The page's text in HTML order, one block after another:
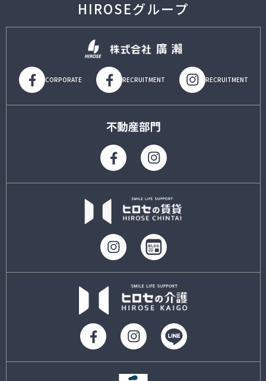
HIROSEグループ
CORPORATE RECRUITMENT RECRUITMENT